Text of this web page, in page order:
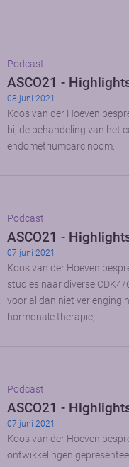
Podcast
ASCO21 -
08 juni 2021
Koos van der Hoeven
bij de behandeling van het
endometriumcarcinoom.
Podcast
ASCO21 -
07 juni 2021
Koos van der Hoeven
studies naar diverse
voor al dan niet verlenging
hormonale therapie, …
Podcast
ASCO21 -
07 juni 2021
Koos van der Hoeven
ontwikkelingen